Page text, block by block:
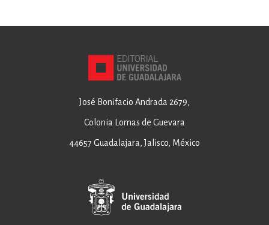
José Bonifacio Andrada 2679,
Colonia Lomas de Guevara
44657 Guadalajara, Jalisco, México